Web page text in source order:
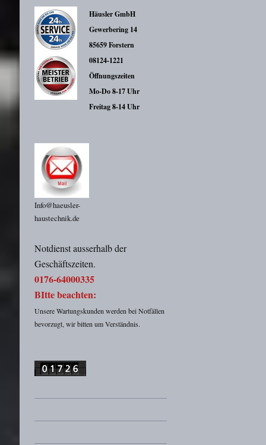
Häusler GmbH
Gewerbering 14
85659 Forstern
08124-1221
Öffnungszeiten
Mo-Do 8-17 Uhr
Freitag 8-14 Uhr
Info@haeusler-
haustechnik.de
Notdienst ausserhalb der
Geschäftszeiten.
0176-64000335
BItte beachten:
Unsere Wartungskunden werden bei Notfällen
bevorzugt, wir bitten um Verständnis.